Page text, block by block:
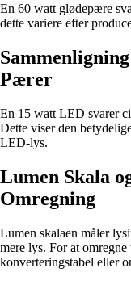
En 60 watt glødepære
dette variere efter
Pærer
En 15 watt LED svarer
Dette viser den
LED-lys.
Lumen Skala
Omregning
Lumen skalaen måler
mere lys. For at
konverteringstabel eller